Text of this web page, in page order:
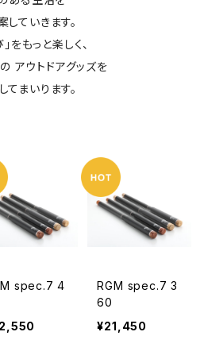
していきます。
をもっと楽しく、
アウトドアグッズを
てまいります。
spec.7 4
RGM spec.7 3
60
¥21,450